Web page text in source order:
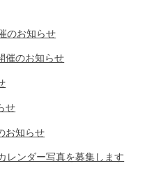
のお知らせ
催のお知らせ
せ
お知らせ
レンダー写真を募集します